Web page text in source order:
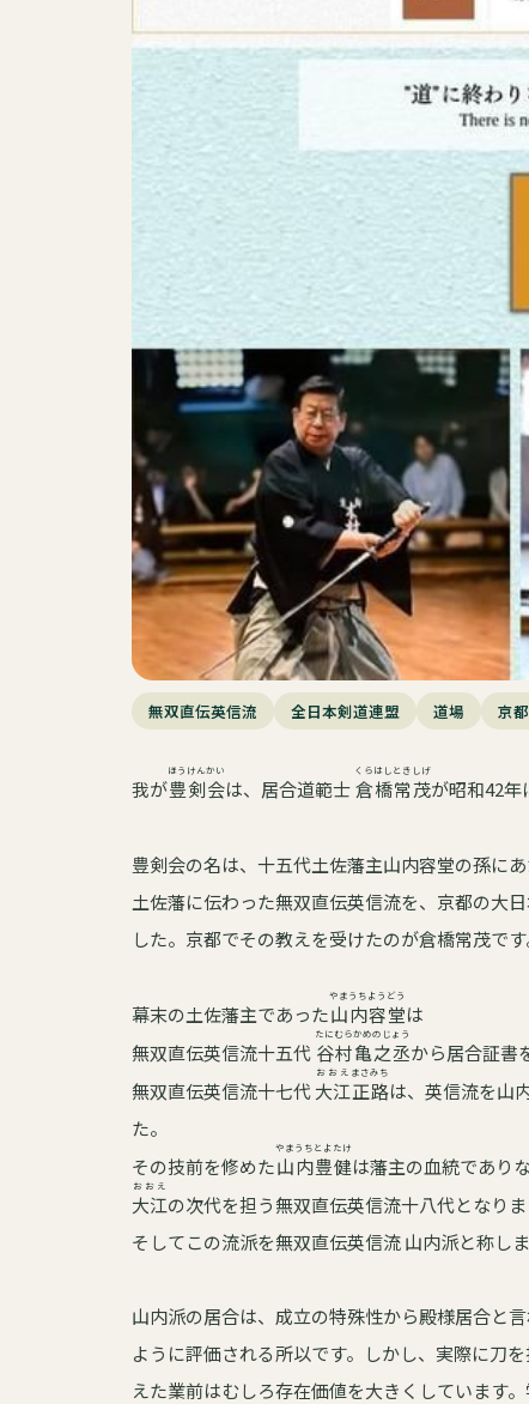
無双直伝英信流 全日本剣道連盟 道場 京
我が豊剣会
ほうけんかい
は、居合道範士倉橋
くらはし
常茂
ときしげ
が昭和42年
豊剣会の名は、十五代土佐藩主山内容堂の孫に
土佐藩に伝わった無双直伝英信流を、京都の大
した。京都でその教えを受けたのが倉橋常茂です
幕末の土佐藩主であった山内
やまうち
容堂
ようどう
は
無双直伝英信流十五代 谷村
たにむら
亀之丞
かめのじょう
から居合証書
無双直伝英信流十七代大江
おおえ
正路
まさみち
は、英信流を山
た。
その技前を修めた山内
やまうち
豊健
とよたけ
は藩主の血統でありな
大江
おおえ
の次代を担う無双直伝英信流十八代となりま
そしてこの流派を無双直伝英信流 山内派と称しま
山内派の居合は、成立の特殊性から殿様居合と
ように評価される所以です。しかし、実際に刀
えた業前はむしろ存在価値を大きくしています